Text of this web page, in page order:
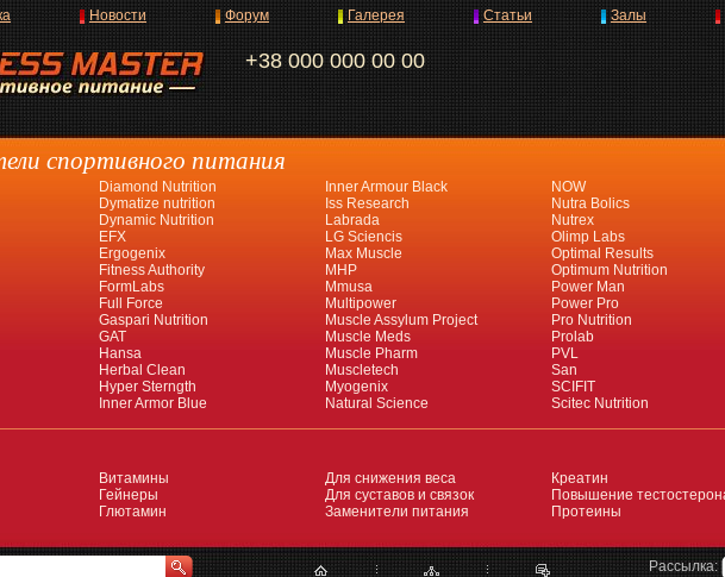
+38 000 000 00 00
Новости Форум Галерея Статьи Залы
спортивного питания
Diamond Nutrition
Dymatize nutrition
Dynamic Nutrition
EFX
Ergogenix
Fitness Authority
FormLabs
Full Force
Gaspari Nutrition
GAT
Hansa
Herbal Clean
Hyper Sterngth
Inner Armor Blue
Inner Armour Black
Iss Research
Labrada
LG Sciencis
Max Muscle
MHP
Mmusa
Multipower
Muscle Assylum Project
Muscle Meds
Muscle Pharm
Muscletech
Myogenix
Natural Science
NOW
Nutra Bolics
Nutrex
Olimp Labs
Optimal Results
Optimum Nutrition
Power Man
Power Pro
Pro Nutrition
Prolab
PVL
San
SCIFIT
Scitec Nutrition
Витамины
Гейнеры
Глютамин
Для снижения веса
Для суставов и связок
Заменители питания
Креатин
Повышение
Протеины
Рассылка: